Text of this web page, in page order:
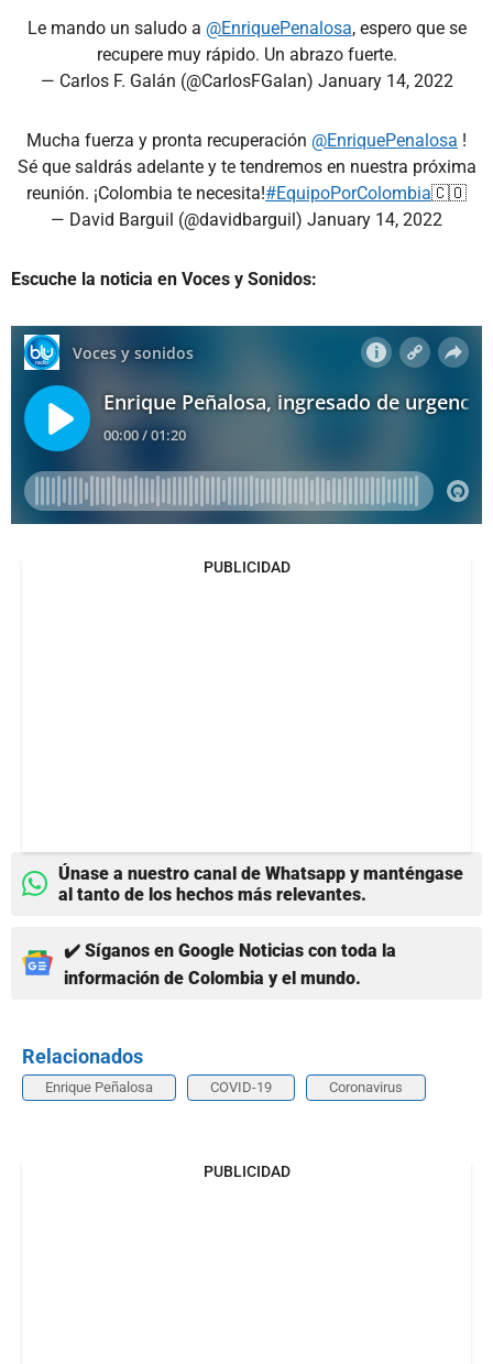
Le mando un saludo a @EnriquePenalosa, espero que se
recupere muy rápido. Un abrazo fuerte.
— Carlos F. Galán (@CarlosFGalan) January 14, 2022
Mucha fuerza y pronta recuperación @EnriquePenalosa !
Sé que saldrás adelante y te tendremos en nuestra próxima
reunión. ¡Colombia te necesita!#EquipoPorColombia🇨🇴
— David Barguil (@davidbarguil) January 14, 2022
Escuche la noticia en Voces y Sonidos:
PUBLICIDAD
Únase a nuestro canal de Whatsapp y manténgase
al tanto de los hechos más relevantes.
✔️ Síganos en Google Noticias con toda la
información de Colombia y el mundo.
Relacionados
Enrique Peñalosa COVID-19 Coronavirus
PUBLICIDAD